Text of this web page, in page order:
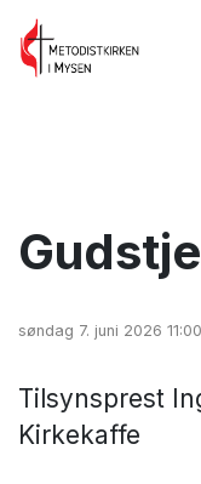
søndag 7. juni 2026 11:00
Tilsynsprest
Kirkekaffe